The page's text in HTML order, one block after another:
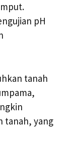
pH
tanah
tanah, yang